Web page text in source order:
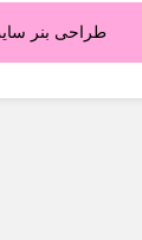
طراحی بنر